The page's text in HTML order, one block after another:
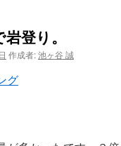
登り。
作成者:池ヶ谷 誠
グ